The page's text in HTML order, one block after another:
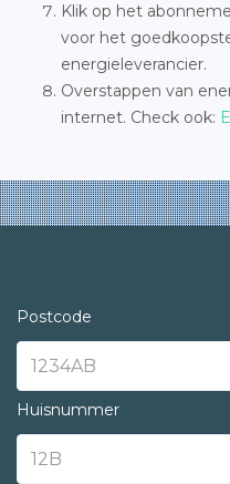
Klik op het
voor het
energieleverancier.
Overstappen van
internet. Check ook:
Postcode
Huisnummer